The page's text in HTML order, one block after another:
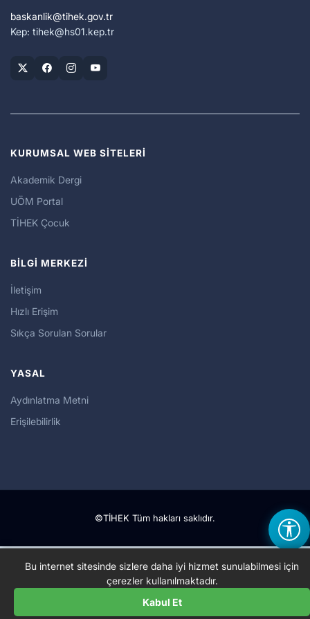
baskanlik tihek.gov.tr
Kep: tihek hs01.kep.tr
KURUMSAL WEB SİTELERİ
Akademik Dergi
UÖM Portal
TİHEK Çocuk
BİLGİ MERKEZİ
İletişim
Hızlı Erişim
Sıkça Sorulan Sorular
YASAL
Aydınlatma Metni
Erişilebilirlik
©TİHEK Tüm hakları saklıdır.
Bu internet sitesinde sizlere daha iyi hizmet sunulabilmesi için
çerezler kullanılmaktadır.
Kabul Et